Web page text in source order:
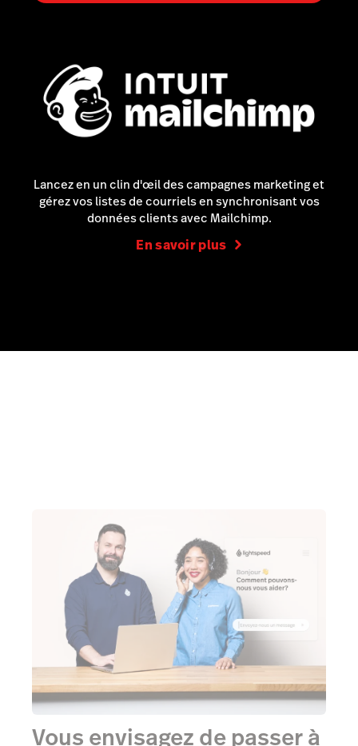
Lancez en un clin d'œil des campagnes marketing et
gérez vos listes de courriels en synchronisant vos
données clients avec Mailchimp.
En savoir plus
Vous envisagez de passer à